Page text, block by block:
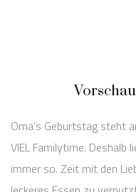
Oma’s Geburtstag steht
VIEL Familytime. Deshalb
immer so. Zeit mit den